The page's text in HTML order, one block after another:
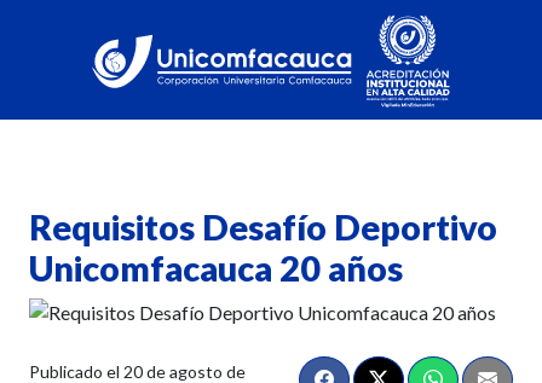
Requisitos Desafío Deportivo
Unicomfacauca 20 años
Publicado el 20 de agosto de